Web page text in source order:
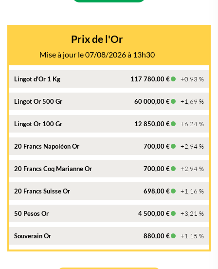
Prix de l'Or
Mise à jour le 07/08/2026 à 13h30
Lingot d'Or 1 Kg 117 780,00 € +0,93 %
Lingot Or 500 Gr 60 000,00 € +1,69 %
Lingot Or 100 Gr 12 850,00 € +6,24 %
20 Francs Napoléon Or 700,00 € +2,94 %
20 Francs Coq Marianne Or 700,00 € +2,94 %
20 Francs Suisse Or 698,00 € +1,16 %
50 Pesos Or 4 500,00 € +3,21 %
Souverain Or 880,00 € +1,15 %